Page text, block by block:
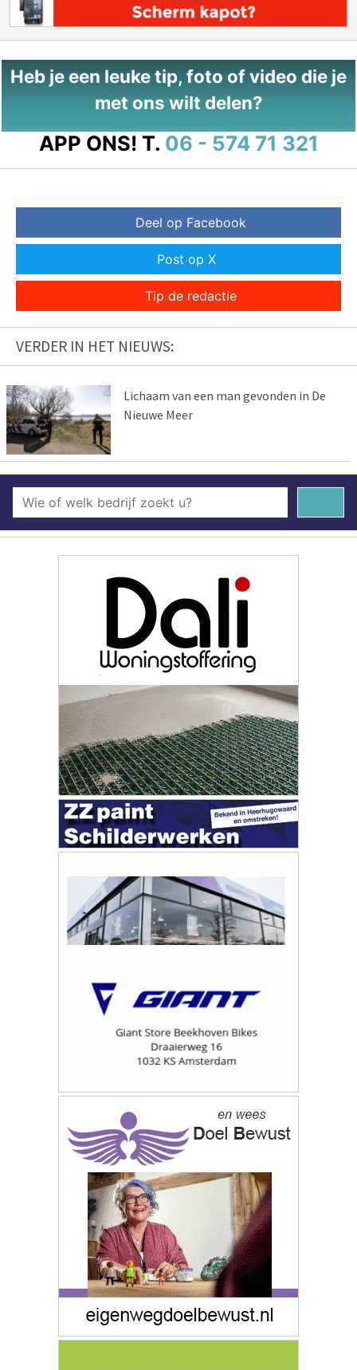
Heb je een leuke tip, foto of video die je
met ons wilt delen?
APP ONS! T. 06 - 574 71 321
Deel op Facebook
Post op X
Tip de redactie
VERDER IN HET NIEUWS:
Lichaam van een man gevonden in De
Nieuwe Meer